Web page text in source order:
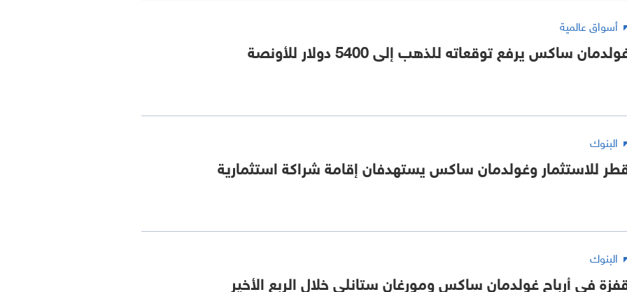
أسواق عالمية
ساكس يرفع توقعاته للذهب إلى 5400 دولار للأونصة
البنوك
للاستثمار وغولدمان ساكس يستهدفان إقامة شراكة استثمارية
البنوك
في أرباح غولدمان ساكس ومورغان ستانلي خلال الربع الأخير